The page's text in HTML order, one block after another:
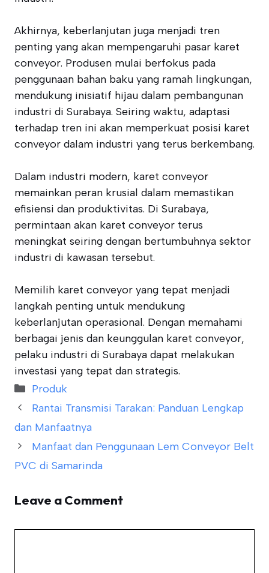
Akhirnya, keberlanjutan juga menjadi tren
penting yang akan mempengaruhi pasar karet
conveyor. Produsen mulai berfokus pada
penggunaan bahan baku yang ramah lingkungan,
mendukung inisiatif hijau dalam pembangunan
industri di Surabaya. Seiring waktu, adaptasi
terhadap tren ini akan memperkuat posisi karet
conveyor dalam industri yang terus berkembang.
Dalam industri modern, karet conveyor
memainkan peran krusial dalam memastikan
efisiensi dan produktivitas. Di Surabaya,
permintaan akan karet conveyor terus
meningkat seiring dengan bertumbuhnya sektor
industri di kawasan tersebut.
Memilih karet conveyor yang tepat menjadi
langkah penting untuk mendukung
keberlanjutan operasional. Dengan memahami
berbagai jenis dan keunggulan karet conveyor,
pelaku industri di Surabaya dapat melakukan
investasi yang tepat dan strategis.
Categories
Produk
Rantai Transmisi Tarakan: Panduan Lengkap
dan Manfaatnya
Manfaat dan Penggunaan Lem Conveyor Belt
PVC di Samarinda
Leave a Comment